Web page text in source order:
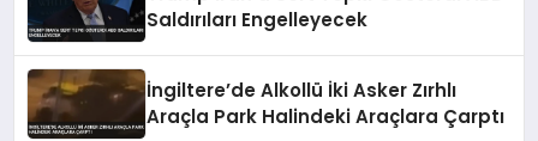
Saldırıları Engelleyecek
İngiltere’de Alkollü İki Asker Zırhlı
Araçla Park Halindeki Araçlara Çarptı